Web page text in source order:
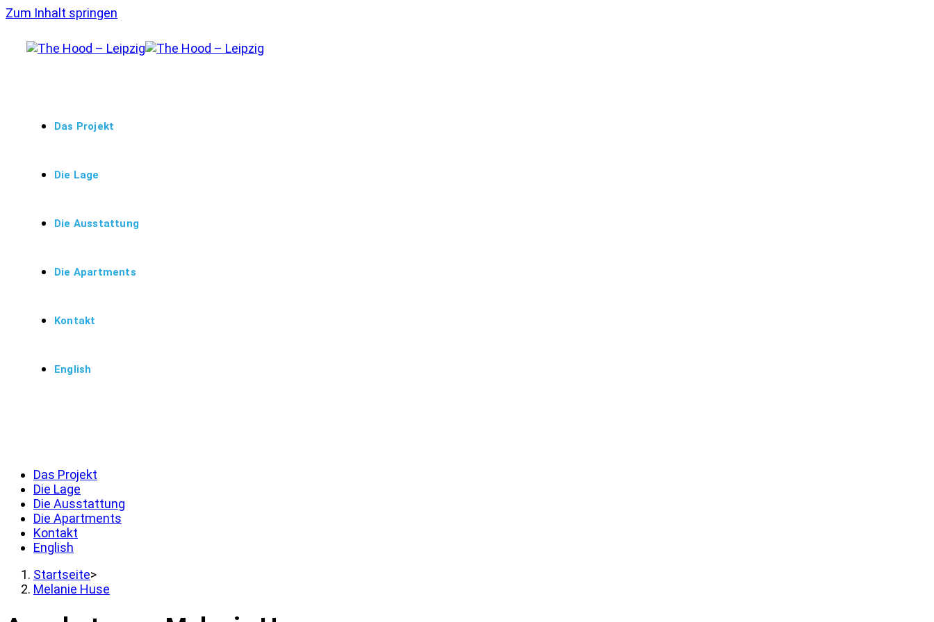
Zum Inhalt springen
Das Projekt
Die Lage
Die Ausstattung
Die Apartments
Kontakt
English
Das Projekt
Die Lage
Die Ausstattung
Die Apartments
Kontakt
English
Startseite>
Melanie Huse